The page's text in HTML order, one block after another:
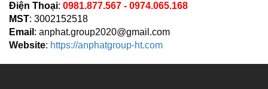
Điện Thoại: 0981.877.567 - 0974.065.168
MST: 3002152518
Email : anphat.group2020@gmail.com
Website: https://anphatgroup-ht.com